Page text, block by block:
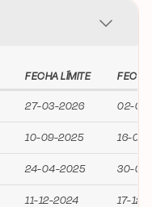
FECHA LÍMITE
27-03-2026 02-
10-09-2025 16-
24-04-2025 30-
11-12-2024 17-12-